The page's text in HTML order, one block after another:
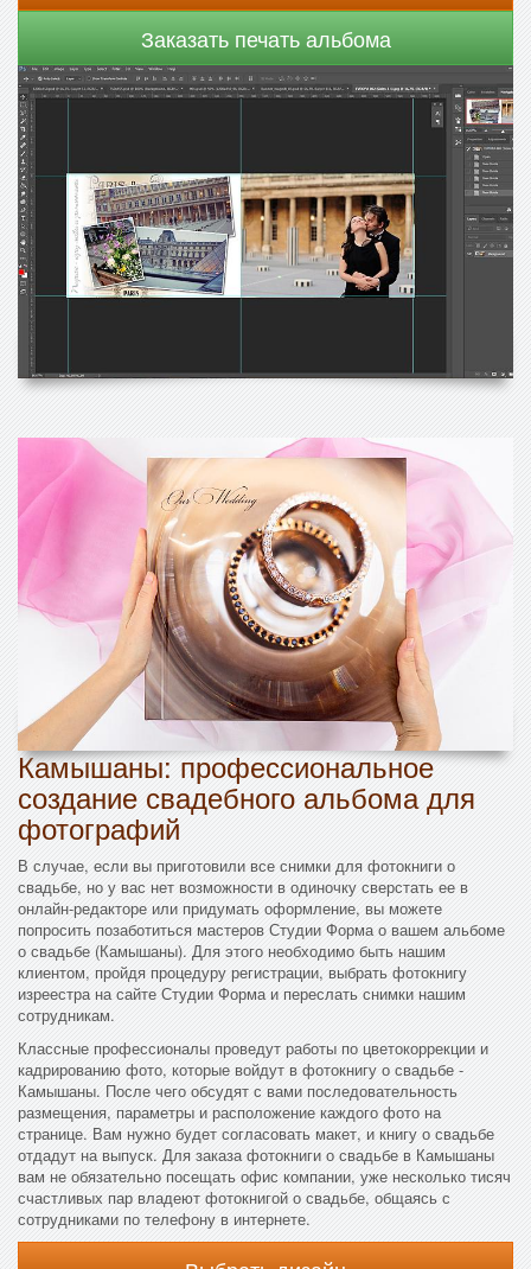
Заказать печать альбома
Камышаны: профессиональное
создание свадебного альбома для
фотографий
В случае, если вы приготовили все снимки для фотокниги о
свадьбе, но у вас нет возможности в одиночку сверстать ее в
онлайн-редакторе или придумать оформление, вы можете
попросить позаботиться мастеров Студии Форма о вашем альбоме
о свадьбе (Камышаны). Для этого необходимо быть нашим
клиентом, пройдя процедуру регистрации, выбрать фотокнигу
изреестра на сайте Студии Форма и переслать снимки нашим
сотрудникам.
Классные профессионалы проведут работы по цветокоррекции и
кадрированию фото, которые войдут в фотокнигу о свадьбе -
Камышаны. После чего обсудят с вами последовательность
размещения, параметры и расположение каждого фото на
странице. Вам нужно будет согласовать макет, и книгу о свадьбе
отдадут на выпуск. Для заказа фотокниги о свадьбе в Камышаны
вам не обязательно посещать офис компании, уже несколько тисяч
счастливых пар владеют фотокнигой о свадьбе, общаясь с
сотрудниками по телефону в интернете.